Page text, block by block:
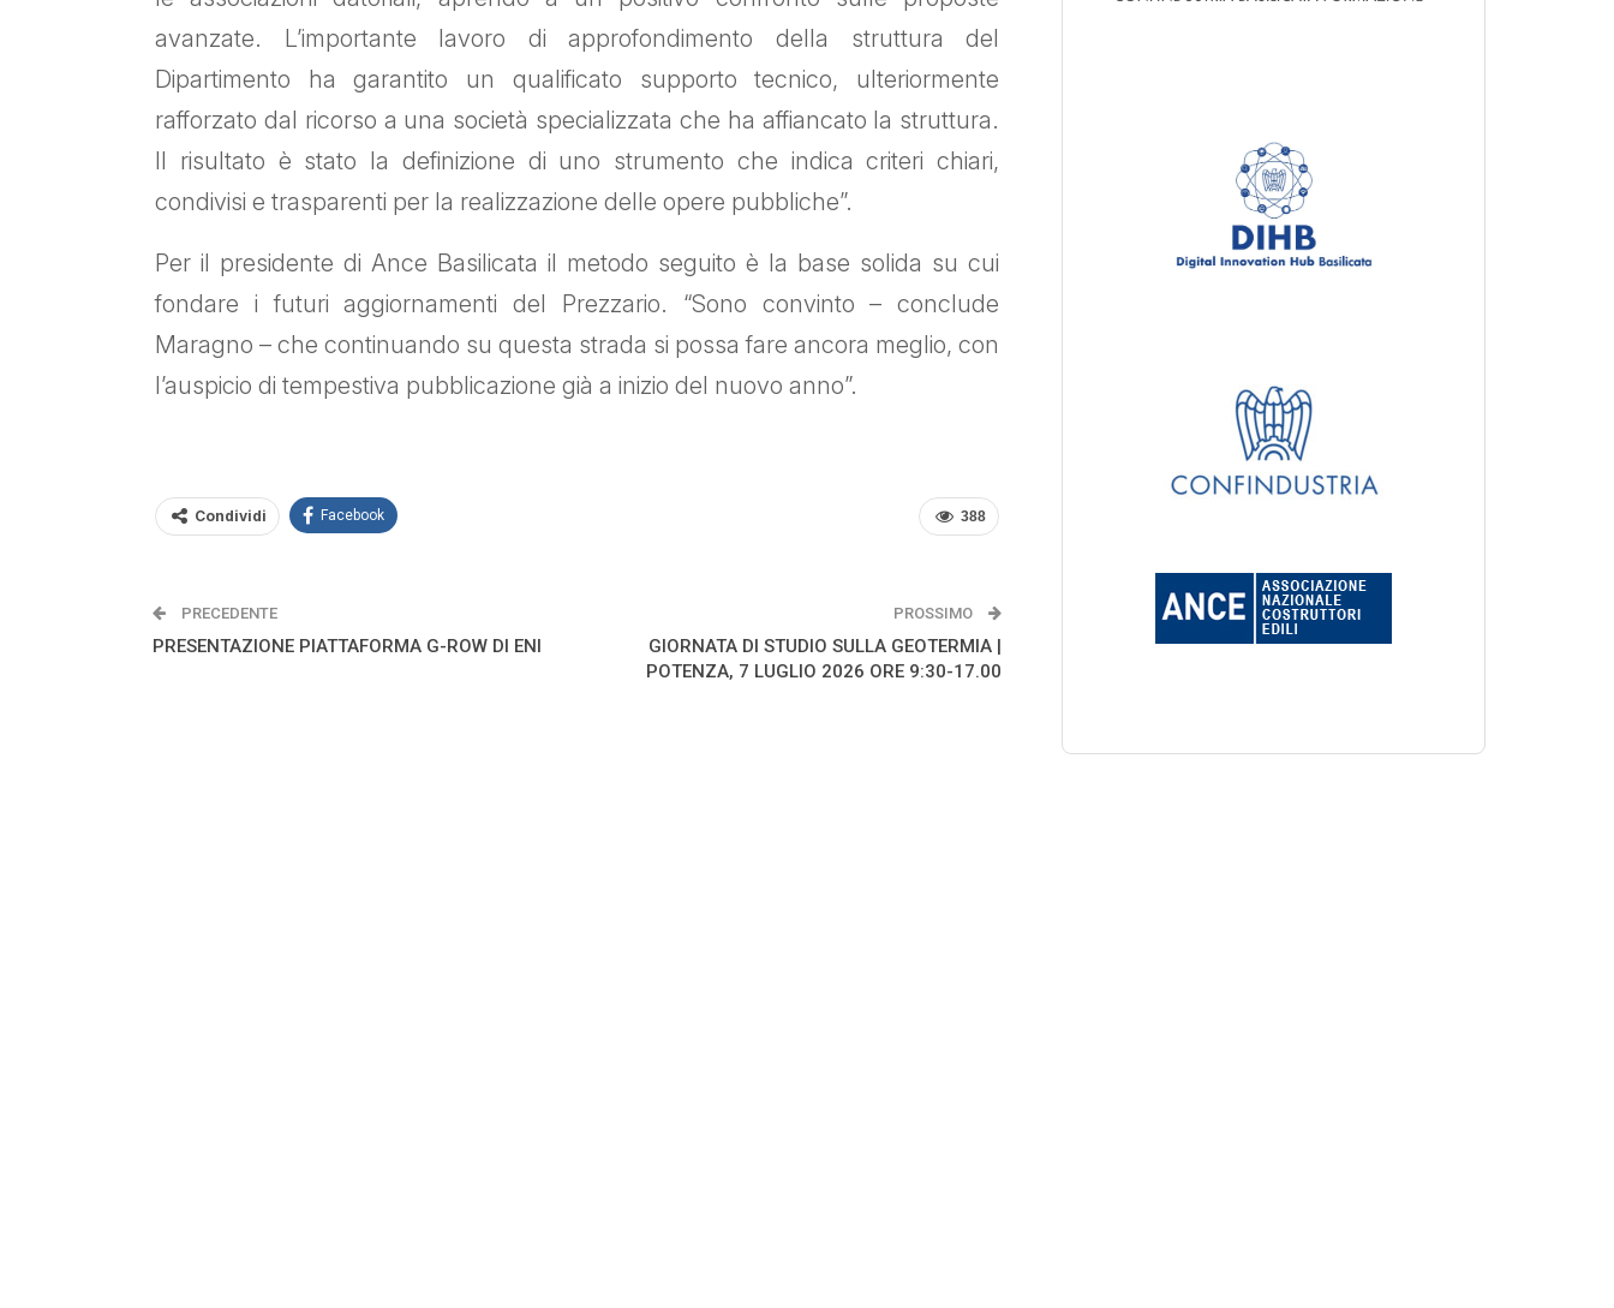
avanzate. L’importante lavoro di approfondimento della struttura del
Dipartimento ha garantito un qualificato supporto tecnico, ulteriormente
rafforzato dal ricorso a una società specializzata che ha affiancato la struttura.
Il risultato è stato la definizione di uno strumento che indica criteri chiari,
condivisi e trasparenti per la realizzazione delle opere pubbliche”.
Per il presidente di Ance Basilicata il metodo seguito è la base solida su cui
fondare i futuri aggiornamenti del Prezzario. “Sono convinto – conclude
Maragno – che continuando su questa strada si possa fare ancora meglio, con
l’auspicio di tempestiva pubblicazione già a inizio del nuovo anno”.
388
Condividi Facebook
PRECEDENTE
PRESENTAZIONE PIATTAFORMA G-ROW DI ENI
PROSSIMO
GIORNATA DI STUDIO SULLA GEOTERMIA |
POTENZA, 7 LUGLIO 2026 ORE 9:30-17.00